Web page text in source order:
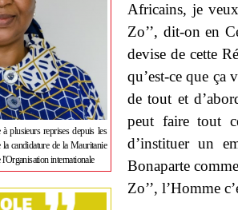
plusieurs reprises depuis les
candidature de la Mauritanie
l'Organisation internationale
Africains, je
Zo’’, dit-on en
devise de cette
qu’est-ce que ça
de tout et
peut faire tout
d’instituer un
Bonaparte
Zo’’, l’Homme